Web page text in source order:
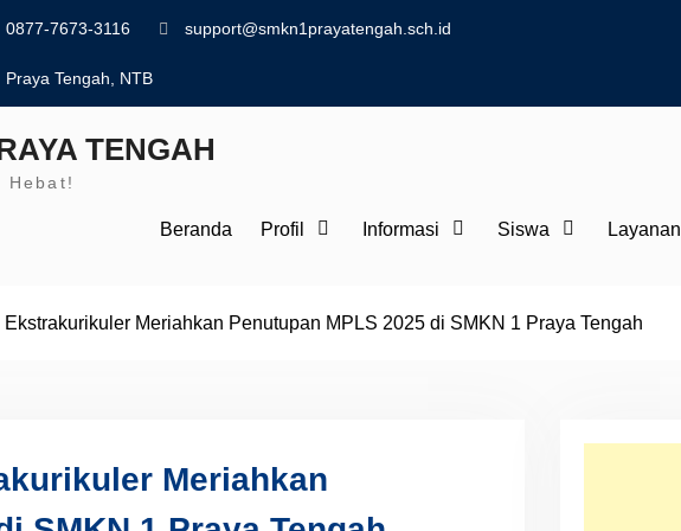
0877-7673-3116 support@smkn1prayatengah.sch.id
Praya Tengah, NTB
TENGAH
Hebat!
Beranda Profil Informasi Siswa Layanan
Meriahkan Penutupan MPLS 2025 di SMKN 1 Praya Tengah
Meriahkan